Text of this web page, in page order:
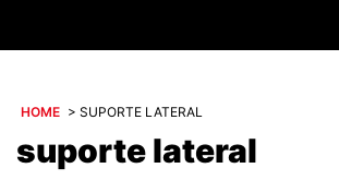
HOME > SUPORTE LATERAL
suporte lateral